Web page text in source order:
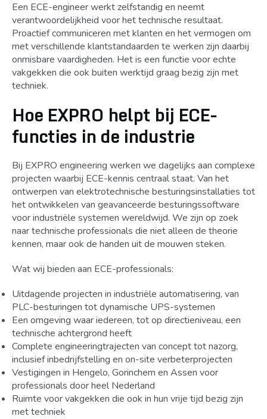
Een ECE-engineer werkt zelfstandig en neemt
verantwoordelijkheid voor het technische resultaat.
Proactief communiceren met klanten en het vermogen om
met verschillende klantstandaarden te werken zijn daarbij
onmisbare vaardigheden. Het is een functie voor echte
vakgekken die ook buiten werktijd graag bezig zijn met
techniek.
Hoe EXPRO helpt bij ECE-
functies in de industrie
Bij EXPRO engineering werken we dagelijks aan complexe
projecten waarbij ECE-kennis centraal staat. Van het
ontwerpen van elektrotechnische besturingsinstallaties tot
het ontwikkelen van geavanceerde besturingssoftware
voor industriële systemen wereldwijd. We zijn op zoek
naar technische professionals die niet alleen de theorie
kennen, maar ook de handen uit de mouwen steken.
Wat wij bieden aan ECE-professionals:
Uitdagende projecten in industriële automatisering, van
PLC-besturingen tot dynamische UPS-systemen
Een omgeving waar iedereen, tot op directieniveau, een
technische achtergrond heeft
Complete engineeringtrajecten van concept tot nazorg,
inclusief inbedrijfstelling en on-site verbeterprojecten
Vestigingen in Hengelo, Gorinchem en Assen voor
professionals door heel Nederland
Ruimte voor vakgekken die ook in hun vrije tijd bezig zijn
met techniek